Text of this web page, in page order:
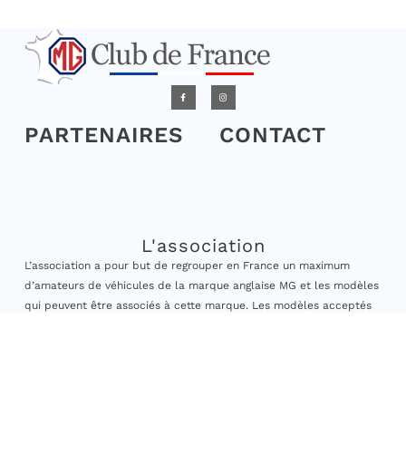
PARTENAIRES CONTACT
L'association
L’association a pour but de regrouper en France un maximum
d’amateurs de véhicules de la marque anglaise MG et les modèles
qui peuvent être associés à cette marque. Les modèles acceptés